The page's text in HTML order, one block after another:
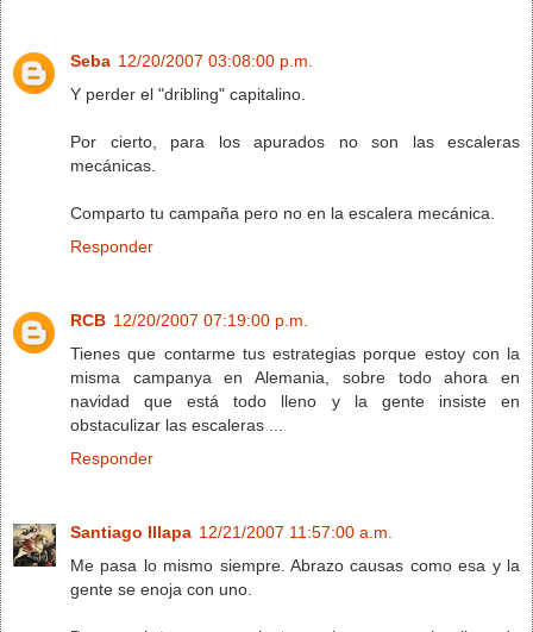
Seba 12/20/2007 03:08:00 p.m.
Y perder el "dribling" capitalino.
Por cierto, para los apurados no son las escaleras
mecánicas.
Comparto tu campaña pero no en la escalera mecánica.
Responder
RCB 12/20/2007 07:19:00 p.m.
Tienes que contarme tus estrategias porque estoy con la
misma campanya en Alemania, sobre todo ahora en
navidad que está todo lleno y la gente insiste en
obstaculizar las escaleras ...
Responder
Santiago Illapa 12/21/2007 11:57:00 a.m.
Me pasa lo mismo siempre. Abrazo causas como esa y la
gente se enoja con uno.